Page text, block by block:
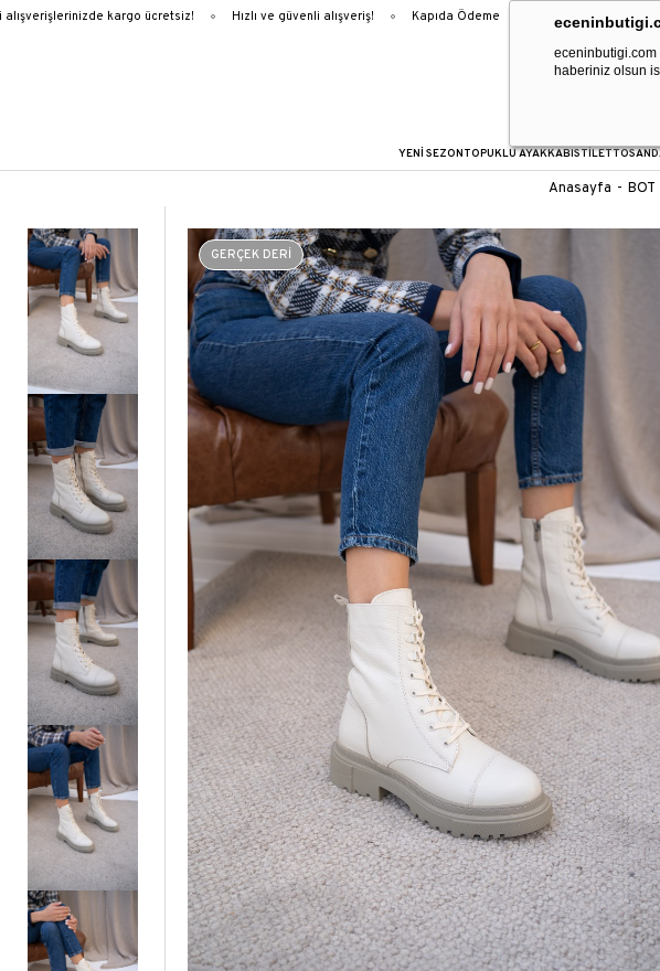
eceninbutigi.com
haberiniz olsun
kargo ücretsiz! Hızlı ve güvenli alışveriş! Kapıda Ödeme 9 Taksit Fırsatı
YENİ SEZONTOPUKLU AYAKKABISTİLETTO
Anasayfa BOT
GERÇEK DERİ